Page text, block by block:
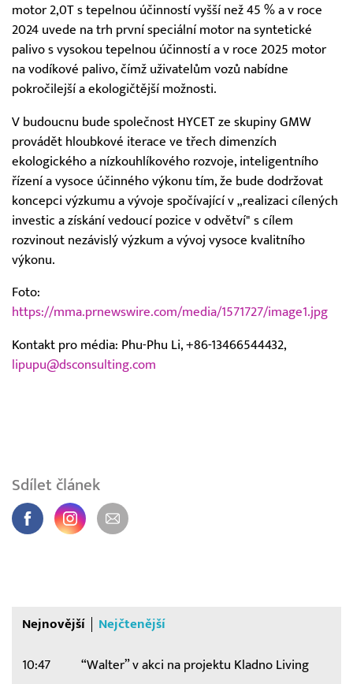
motor 2,0T s tepelnou účinností vyšší než 45 % a v roce
2024 uvede na trh první speciální motor na syntetické
palivo s vysokou tepelnou účinností a v roce 2025 motor
na vodíkové palivo, čímž uživatelům vozů nabídne
pokročilejší a ekologičtější možnosti.
V budoucnu bude společnost HYCET ze skupiny GMW
provádět hloubkové iterace ve třech dimenzích
ekologického a nízkouhlíkového rozvoje, inteligentního
řízení a vysoce účinného výkonu tím, že bude dodržovat
koncepci výzkumu a vývoje spočívající v „realizaci cílených
investic a získání vedoucí pozice v odvětví" s cílem
rozvinout nezávislý výzkum a vývoj vysoce kvalitního
výkonu.
Foto:
https://mma.prnewswire.com/media/1571727/image1.jpg
Kontakt pro média: Phu-Phu Li, +86-13466544432,
lipupu@dsconsulting.com
Sdílet článek
Nejnovější Nejčtenější
10:47 “Walter” v akci na projektu Kladno Living